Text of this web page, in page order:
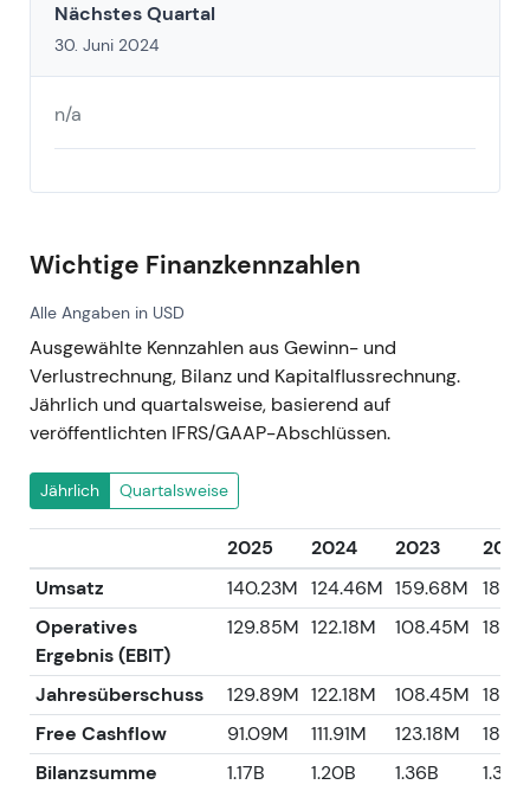
Nächstes Quartal
30. Juni 2024
n/a
Wichtige Finanzkennzahlen
Alle Angaben in USD
Ausgewählte Kennzahlen aus Gewinn- und
Verlustrechnung, Bilanz und Kapitalflussrechnung.
Jährlich und quartalsweise, basierend auf
veröffentlichten IFRS/GAAP-Abschlüssen.
Jährlich Quartalsweise
2025 2024 2023
2022
Umsatz
140.23M 124.46M 159.68M
Operatives
Ergebnis (EBIT)
129.85M 122.18M 108.45M
Jahresüberschuss 129.89M 122.18M 108.45M
Free Cashflow
91.09M 111.91M 123.18M
Bilanzsumme
1.17B 1.20B 1.36B
1.36B